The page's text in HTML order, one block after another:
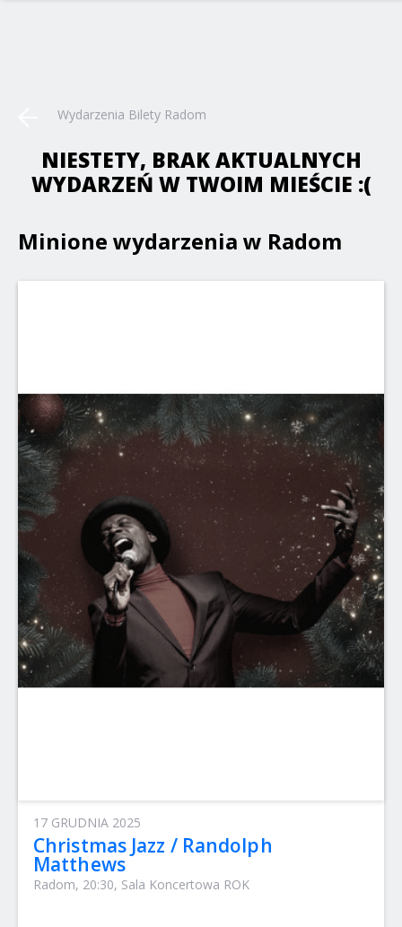
Wydarzenia Bilety Radom
NIESTETY, BRAK AKTUALNYCH
WYDARZEŃ W TWOIM MIEŚCIE :(
Minione wydarzenia w Radom
17 GRUDNIA 2025
Christmas Jazz / Randolph
Matthews
Radom, 20:30, Sala Koncertowa ROK